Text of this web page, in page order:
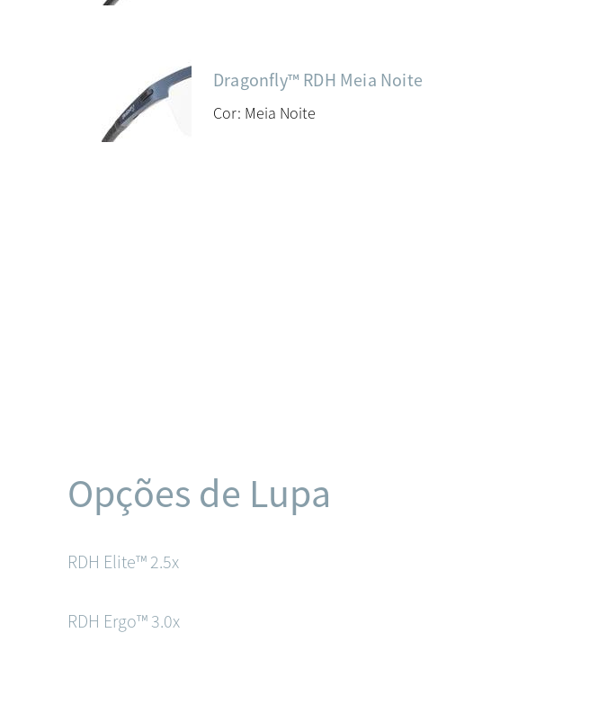
Dragonfly™ RDH Meia Noite
Cor: Meia Noite
Opções de Lupa
RDH Elite™ 2.5x
RDH Ergo™ 3.0x